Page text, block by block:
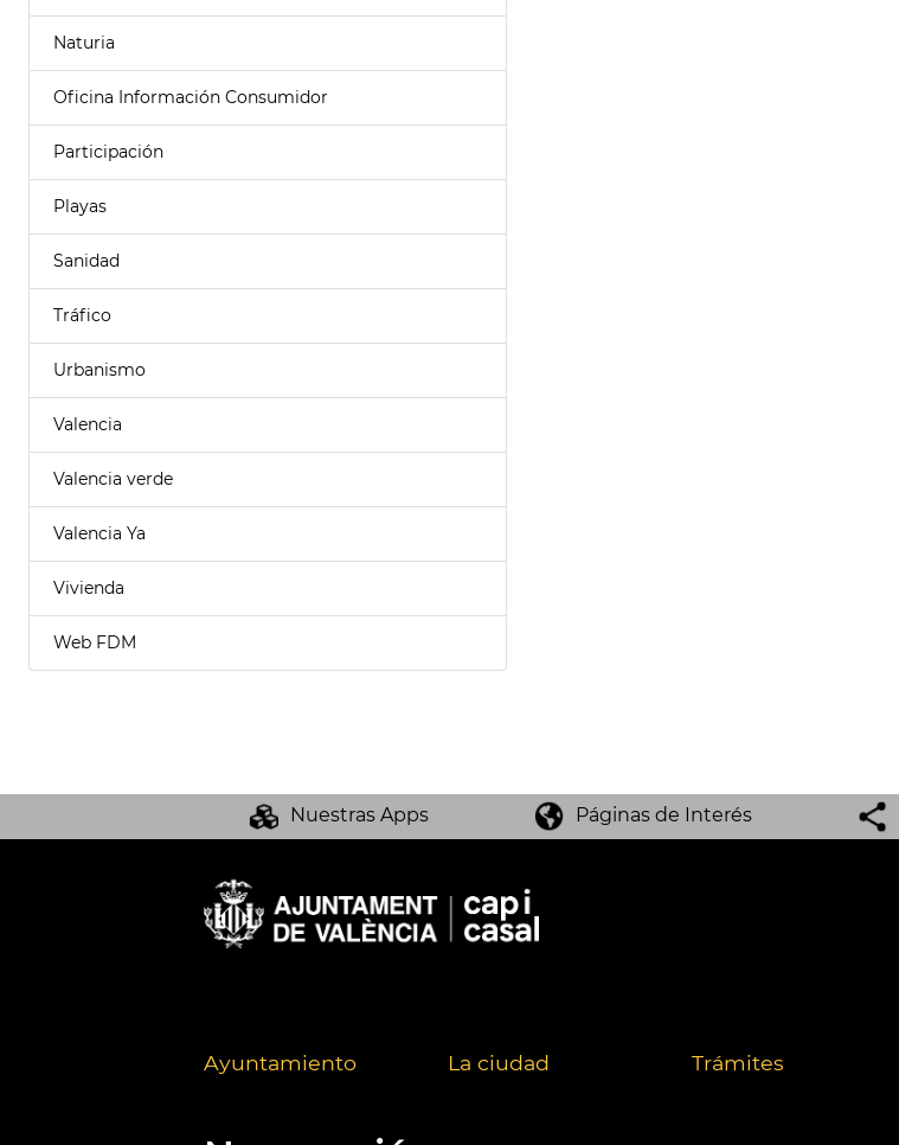
Naturia
Oficina Información Consumidor
Participación
Playas
Sanidad
Tráfico
Urbanismo
Valencia
Valencia verde
Valencia Ya
Vivienda
Web FDM
Nuestras Apps Páginas de Interés
Ayuntamiento La ciudad Trámites